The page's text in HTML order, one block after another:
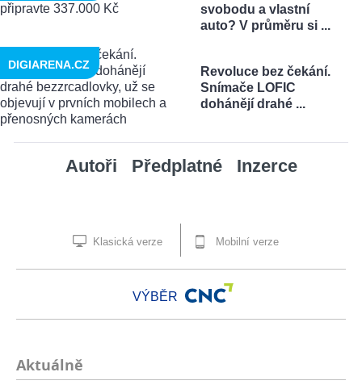
svobodu a vlastní
auto? V průměru si ...
Revoluce bez čekání.
Snímače LOFIC
dohánějí drahé ...
DIGIARENA.CZ
Autoři Předplatné Inzerce
Klasická verze Mobilní verze
VÝBĚR
Aktuálně